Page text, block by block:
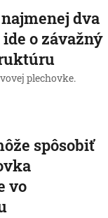
dva
o závažný
plechovke.
spôsobiť
vo